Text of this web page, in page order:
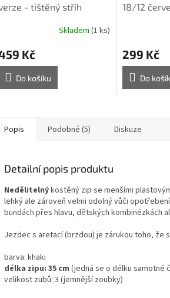
- tištěný střih
Skladem (1 ks)
Kč
Do košíku
18/12
299 Kč
Do
Popis Podobné (5) Diskuze
Detailní popis produktu
Nedělitelnýkostěný zip se menšími
lehký ale zároveň velmi odolný vůči
bundách přes hlavu, dětských kombinézkách
Jezdec s aretací (brzdou) je zárukou toho, že
barva: khaki
délka zipu: 35 cm (jedná se o délku samotné
velikost zubů: 3 (jemnější zoubky)